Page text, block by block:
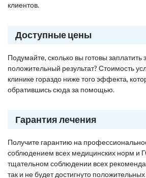
клиентов.
Доступные цены
Подумайте, сколько вы готовы
положительный результат? Стоимость
клинике гораздо ниже того эффекта,
обратившись сюда за помощью.
Гарантия лечения
Получите гарантию на
соблюдением всех медицинских норм и
тщательном соблюдении всех
так и не будет достигнуто